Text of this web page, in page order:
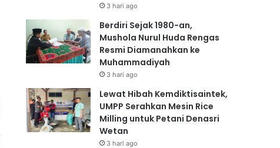
3 hari ago
Berdiri Sejak 1980-an,
Mushola Nurul Huda Rengas
Resmi Diamanahkan ke
Muhammadiyah
3 hari ago
Lewat Hibah Kemdiktisaintek,
UMPP Serahkan Mesin Rice
Milling untuk Petani Denasri
Wetan
3 hari ago